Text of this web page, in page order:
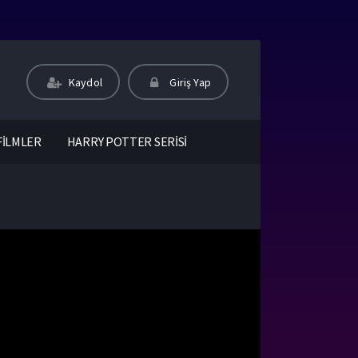
Kaydol Giriş Yap
HARRY POTTER SERİSİ